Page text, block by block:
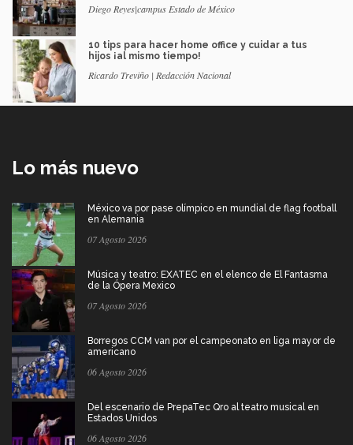
Diego Reyes|campus Estado de México
10 tips para hacer home office y cuidar a tus
hijos ¡al mismo tiempo!
Ricardo Treviño | Redacción Nacional
Lo más nuevo
México va por pase olímpico en mundial de flag football
en Alemania
07 Agosto 2026
Música y teatro: EXATEC en el elenco de El Fantasma
de la Ópera Mexico
07 Agosto 2026
Borregos CCM van por el campeonato en liga mayor de
americano
06 Agosto 2026
Del escenario de PrepaTec Qro al teatro musical en
Estados Unidos
06 Agosto 2026